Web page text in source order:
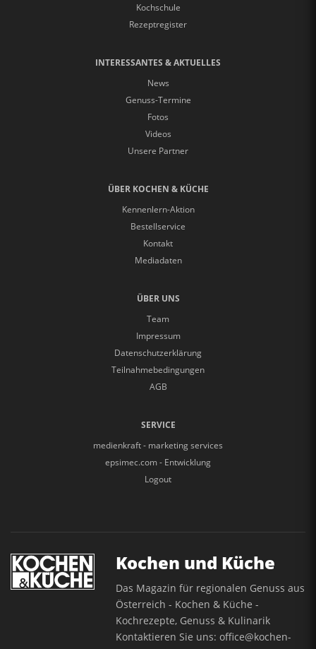
Kochschule
Rezeptregister
INTERESSANTES & AKTUELLES
News
Genuss-Termine
Fotos
Videos
Unsere Partner
ÜBER KOCHEN & KÜCHE
Kennenlern-Aktion
Bestellservice
Kontakt
Mediadaten
ÜBER UNS
Team
Impressum
Datenschutzerklärung
Teilnahmebedingungen
AGB
SERVICE
medienkraft - marketing services
epsimec.com - Entwicklung
Logout
Kochen und Küche
Das Magazin für regionalen Genuss aus
Österreich - Kochen & Küche -
Kochrezepte, Genuss & Kulinarik
Kontaktieren Sie uns:office@kochen-